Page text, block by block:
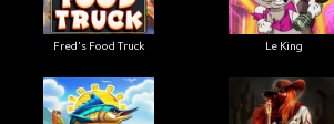
Fred's Food Truck Le King